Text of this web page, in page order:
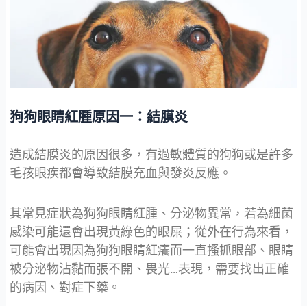
狗狗眼睛紅腫原因一：結膜炎
造成結膜炎的原因很多，有過敏體質的狗狗或是許多
毛孩眼疾都會導致結膜充血與發炎反應。
其常見症狀為狗狗眼睛紅腫、分泌物異常，若為細菌
感染可能還會出現黃綠色的眼屎；從外在行為來看，
可能會出現因為狗狗眼睛紅癢而一直搔抓眼部、眼睛
被分泌物沾黏而張不開、畏光…表現，需要找出正確
的病因、對症下藥。